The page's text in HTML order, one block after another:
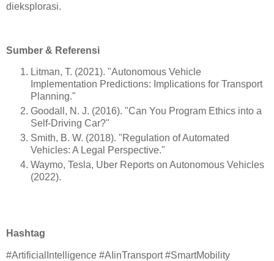
dieksplorasi.
Sumber & Referensi
Litman, T. (2021). "Autonomous Vehicle
Implementation Predictions: Implications for Transport
Planning."
Goodall, N. J. (2016). "Can You Program Ethics into a
Self-Driving Car?"
Smith, B. W. (2018). "Regulation of Automated
Vehicles: A Legal Perspective."
Waymo, Tesla, Uber Reports on Autonomous Vehicles
(2022).
Hashtag
#ArtificialIntelligence #AIinTransport #SmartMobility